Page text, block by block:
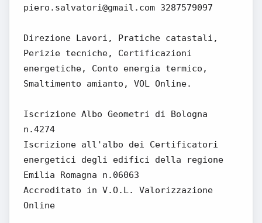
piero.salvatori@gmail.com 3287579097
Direzione Lavori, Pratiche catastali,
Perizie tecniche, Certificazioni
energetiche, Conto energia termico,
Smaltimento amianto, VOL Online.
Iscrizione Albo Geometri di Bologna
n.4274
Iscrizione all'albo dei Certificatori
energetici degli edifici della regione
Emilia Romagna n.06063
Accreditato in V.O.L. Valorizzazione
Online